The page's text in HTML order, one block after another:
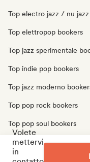
Top electro jazz / nu
Top elettropop bookers
Top jazz sperimentale
Top indie pop bookers
Top jazz moderno
Top pop rock bookers
Top pop soul bookers
Top pop progressivo
Top pop psichedelico
Volete
mettervi
in